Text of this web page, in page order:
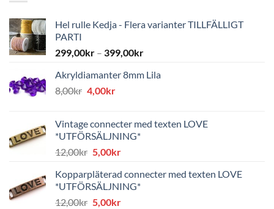
Hel rulle Kedja - Flera varianter TILLFÄLLIGT
PARTI
299,00kr – 399,00kr
Akryldiamanter 8mm Lila
8,00kr Det
var:
8,00kr.
4,00krDet
är:
4,00kr.
Vintage connecter med texten LOVE
*UTFÖRSÄLJNING*
12,00kr Det
priset
var:
12,00kr.
5,00krDet
priset
är:
5,00kr.
Kopparpläterad connecter med texten LOVE
*UTFÖRSÄLJNING*
12,00kr Det
5,00krDet